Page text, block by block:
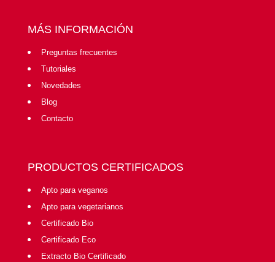
MÁS INFORMACIÓN
Preguntas frecuentes
Tutoriales
Novedades
Blog
Contacto
PRODUCTOS CERTIFICADOS
Apto para veganos
Apto para vegetarianos
Certificado Bio
Certificado Eco
Extracto Bio Certificado